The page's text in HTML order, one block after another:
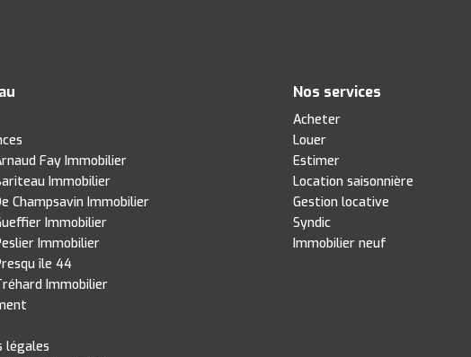
Fay Immobilier
Immobilier
Champsavin Immobilier
Immobilier
Immobilier
île 44
Immobilier
légales
Nos services
Acheter
Louer
Estimer
Location saisonnière
Gestion locative
Syndic
Immobilier neuf